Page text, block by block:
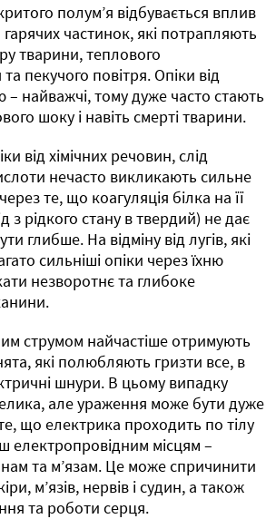
полум’я відбувається вплив
частинок, які потрапляють
тварини, теплового
пекучого повітря. Опіки від
– найважчі, тому дуже часто стають
шоку і навіть смерті тварини.
від хімічних речовин, слід
нечасто викликають сильне
те, що коагуляція білка на її
з рідкого стану в твердий) не дає
глибше. На відміну від лугів, які
сильніші опіки через їхню
незворотнє та глибоке
струмом найчастіше отримують
які полюбляють гризти все, в
шнури. В цьому випадку
але ураження може бути дуже
що електрика проходить по тілу
електропровідним місцям –
та м’язам. Це може спричинити
м’язів, нервів і судин, а також
та роботи серця.